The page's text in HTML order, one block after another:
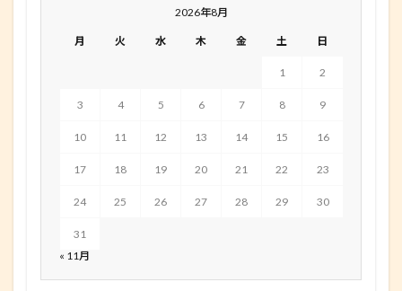
2026年8月
月 火 水 木 金 土 日
1 2
3 4 5 6 7 8 9
10 11 12 13 14 15 16
17 18 19 20 21 22 23
24 25 26 27 28 29 30
31
« 11月